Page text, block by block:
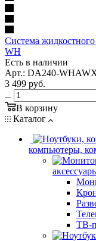
Система
WH
Есть в наличии
Арт.: DA240-
3 499 руб.
В корзину
Каталог
компьютеры,
ТВ-